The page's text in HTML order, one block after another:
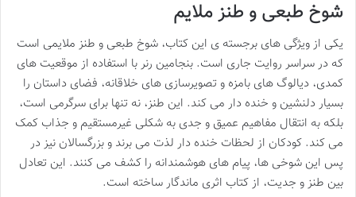
شوخ طبعی و طنز ملایم
یکی از ویژگی های برجسته ی این کتاب، شوخ طبعی و طنز ملایمی است
که در سراسر روایت جاری است. بنجامین رنر با استفاده از موقعیت های
کمدی، دیالوگ های بامزه و تصویرسازی های خلاقانه، فضای داستان را
بسیار دلنشین و خنده دار می کند. این طنز، نه تنها برای سرگرمی است،
بلکه به انتقال مفاهیم عمیق و جدی به شکلی غیرمستقیم و جذاب کمک
می کند. کودکان از لحظات خنده دار لذت می برند و بزرگسالان نیز در
پس این شوخی ها، پیام های هوشمندانه را کشف می کنند. این تعادل
بین طنز و جدیت، از کتاب اثری ماندگار ساخته است.